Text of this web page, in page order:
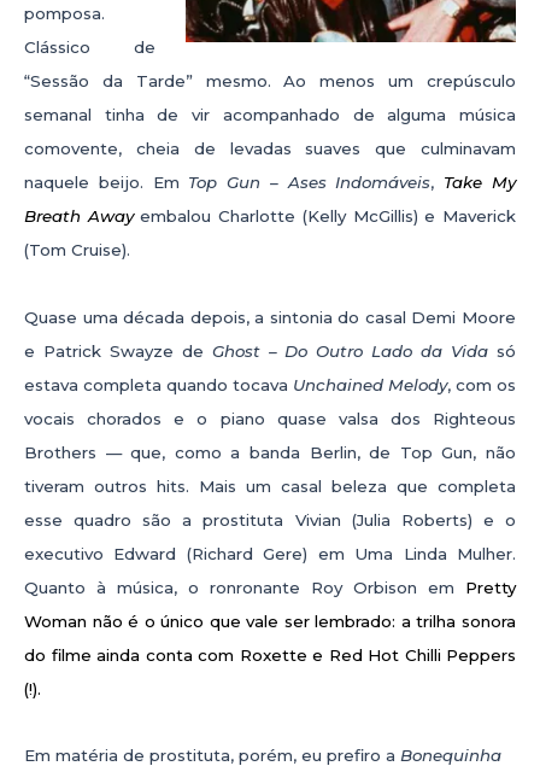
pomposa.
Clássico de
“Sessão da Tarde” mesmo. Ao menos um crepúsculo
semanal tinha de vir acompanhado de alguma música
comovente, cheia de levadas suaves que culminavam
naquele beijo. Em Top Gun – Ases Indomáveis, Take My
Breath Awayembalou Charlotte (Kelly McGillis) e Maverick
(Tom Cruise).
Quase uma década depois, a sintonia do casal Demi Moore
e Patrick Swayze de Ghost – Do Outro Lado da Vida só
estava completa quando tocava Unchained Melody, com os
vocais chorados e o piano quase valsa dos Righteous
Brothers — que, como a banda Berlin, de Top Gun, não
tiveram outros hits. Mais um casal beleza que completa
esse quadro são a prostituta Vivian (Julia Roberts) e o
executivo Edward (Richard Gere) em Uma Linda Mulher.
Quanto à música, o ronronante Roy Orbison em Pretty
Woman não é o único que vale ser lembrado: a trilha sonora
do filme ainda conta com Roxette e Red Hot Chilli Peppers
(!).
Em matéria de prostituta, porém, eu prefiro a Bonequinha